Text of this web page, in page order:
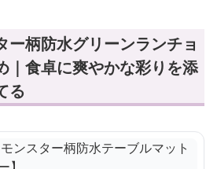
ー柄防水グリーンランチョ
｜食卓に爽やかな彩りを添
る